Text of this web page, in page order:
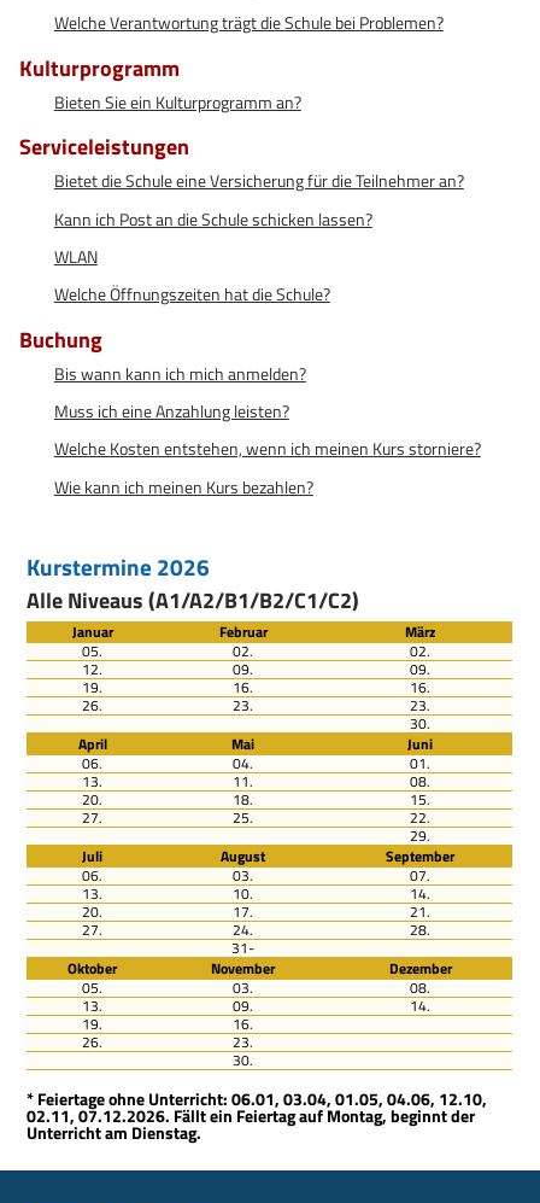
Welche Verantwortung trägt die Schule bei Problemen?
Kulturprogramm
Bieten Sie ein Kulturprogramm an?
Serviceleistungen
Bietet die Schule eine Versicherung für die Teilnehmer an?
Kann ich Post an die Schule schicken lassen?
WLAN
Welche Öffnungszeiten hat die Schule?
Buchung
Bis wann kann ich mich anmelden?
Muss ich eine Anzahlung leisten?
Welche Kosten entstehen, wenn ich meinen Kurs storniere?
Wie kann ich meinen Kurs bezahlen?
Kurstermine 2026
Alle Niveaus (A1/A2/B1/B2/C1/C2)
Januar Februar
März
05.
02. 02.
12. 09. 09.
19. 16. 16.
26. 23. 23.
30.
April
Mai
Juni
06.
04. 01.
13. 11. 08.
20. 18. 15.
27. 25. 22.
29.
Juli
August
September
06.
03. 07.
13. 10. 14.
20. 17. 21.
27. 24. 28.
31-
Oktober
November
Dezember
05.
03. 08.
13. 09. 14.
19. 16.
26. 23.
30.
* Feiertage ohne Unterricht: 06.01, 03.04, 01.05, 04.06, 12.10,
02.11, 07.12.2026. Fällt ein Feiertag auf Montag, beginnt der
Unterricht am Dienstag.